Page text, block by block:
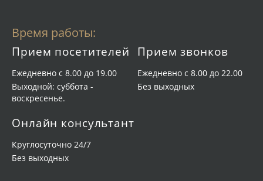
Время работы:
Прием посетителей
Ежедневно с 8.00 до 19.00
Выходной: суббота -
воскресенье.
Прием звонков
Ежедневно с 8.00 до 22.00
Без выходных
Онлайн консультант
Круглосуточно 24/7
Без выходных